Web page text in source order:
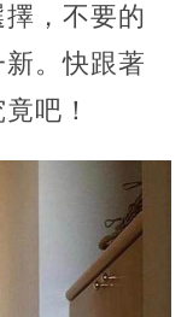
，不要的
。快跟著
吧！